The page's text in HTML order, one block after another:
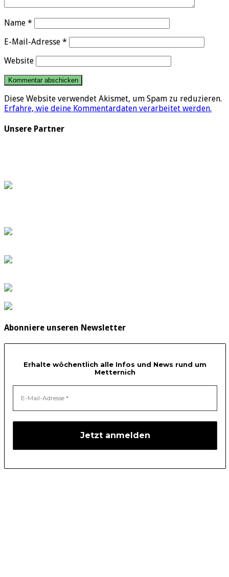
Name *
E-Mail-Adresse *
Website
Diese Website verwendet Akismet, um Spam zu reduzieren.
Erfahre, wie deine Kommentardaten verarbeitet werden.
Unsere Partner
Abonniere unseren Newsletter
Erhalte wöchentlich alle Infos und News rund um
Metternich